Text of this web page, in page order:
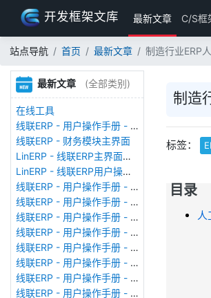
开发框架文库 最新文章 C/S框
站点导航 首页 最新文章 制造行业ERP
最新文章 (全部类别)
在线工具
线联ERP - 用户操作手册 - 存货期初
线联ERP - 财务模块主界面
LinERP - 线联ERP主界面（HOME）
LinERP - 线联ERP用户操作手册 - 系统登陆
线联ERP - 用户操作手册 - 查看在线用户
线联ERP - 用户操作手册 - 数据备份
线联ERP - 用户操作手册 - 工厂管理
线联ERP - 用户操作手册 - 帐套管理
线联ERP - 用户操作手册 - 语种设置
线联ERP - 用户操作手册 - 国际化多语言
线联ERP - 用户操作手册 - 报表管理
线联ERP - 用户操作手册 - 字段名管理
制造
标签：
目录
人